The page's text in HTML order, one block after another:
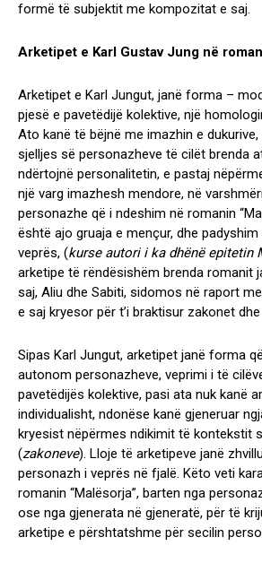
formë të subjektit me kompozitat e saj.
Arketipet e Karl Gustav Jung në
Arketipet e Karl Jungut, janë forma –
pjesë e pavetëdijë kolektive, një
Ato kanë të bëjnë me imazhin e
sjelljes së personazheve të cilët brenda
ndërtojnë personalitetin, e pastaj
një varg imazhesh mendore, në
personazhe që i ndeshim në romanin
është ajo gruaja e mençur, dhe
veprës, (kurse autori i ka dhënë epitetin
arketipe të rëndësishëm brenda romanit
saj, Aliu dhe Sabiti, sidomos në raport
e saj kryesor për t’i braktisur zakonet
Sipas Karl Jungut, arketipet janë forma
autonom personazheve, veprimi i të
pavetëdijës kolektive, pasi ata nuk kanë
individualisht, ndonëse kanë gjeneruar
kryesist nëpërmes ndikimit të kontekstit
(zakoneve). Lloje të arketipeve janë
personazh i veprës në fjalë. Këto veti
romanin “Malësorja”, barten nga
ose nga gjenerata në gjeneratë, për të
arketipe e përshtatshme për secilin